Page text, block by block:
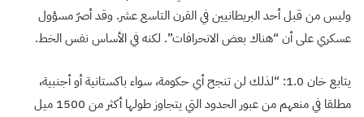
وليس من قبل أحد البريطانيين في القرن التاسع عشر. وقد أصرّ مسؤول
عسكري على أن “هناك بعض الانحرافات”. لكنه في الأساس نفس الخط.
يتابع خان 1.0: “لذلك لن تنجح أي حكومة، سواء باكستانية أو أجنبية،
مطلقا في منعهم من عبور الحدود التي يتجاوز طولها أكثر من 1500 ميل